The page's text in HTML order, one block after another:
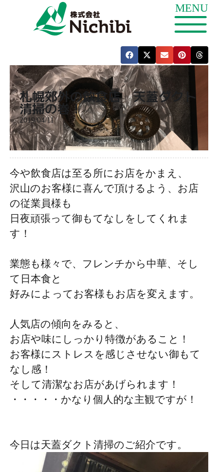
札幌郊外の飲食店 天蓋ダクト
清掃の巻！
2019/04/11
今や飲食店は至る所にお店をかまえ、
沢山のお客様に喜んで頂けるよう、お店
の従業員様も
日夜頑張って御もてなしをしてくれま
す！
業態も様々で、フレンチから中華、そし
て日本食と
好みによってお客様もお店を変えます。
人気店の傾向をみると、
お店や味にしっかり特徴があること！
お客様にストレスを感じさせない御もて
なし感！
そして清潔なお店があげられます！
・・・・・かなり個人的な主観ですが！
今日は天蓋ダクト清掃のご紹介です。